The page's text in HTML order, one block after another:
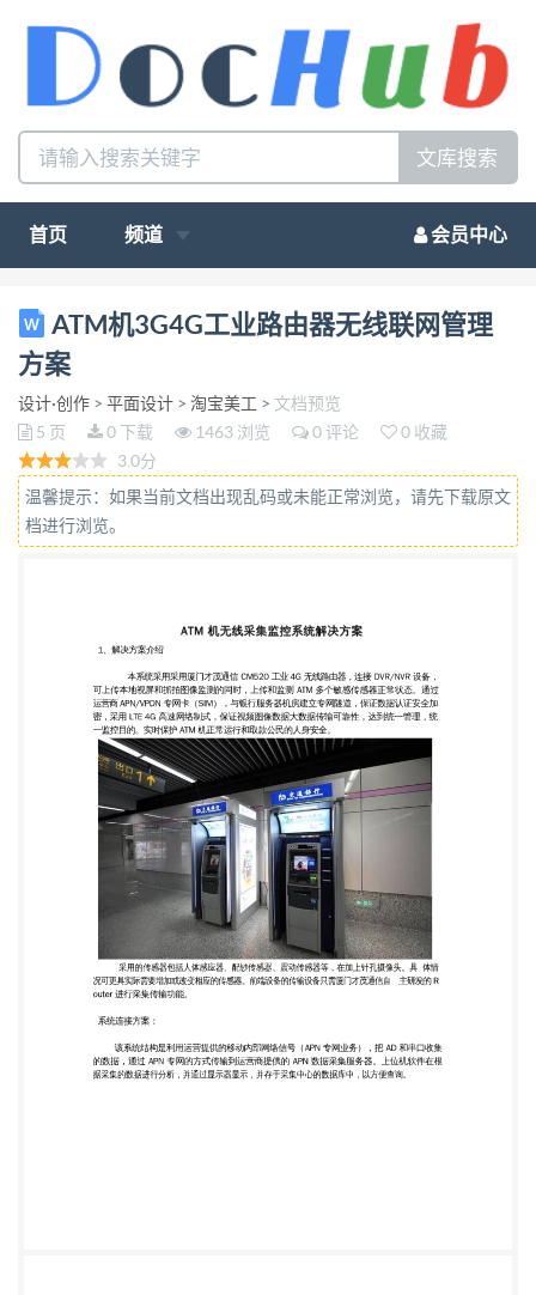
文库搜索
首页 频道 会员中心
ATM 机无线采集监控系统解决方案 1、解决方案介绍
本系统采用采用厦门才茂通信 CM520 工业 4G 无线路
由器，连接 DVR/NVR 设备， 可上传本地视屏和抓拍
图像监测的同时，上传和监测 ATM 多个敏感传感器
正常状态。通过 运营商 APN/VPDN 专网卡
（SIM），与银行服务器机房建立专网隧道，保证数
据认证安全加 密，采用 LTE 4G 高速网络制式，保证
视频图像数据大数据传输可靠性，达到统一管理，统
的人身安全。 采用的传感器包括人体感应器、配钞传
感器、震动传感器等，在加上针孔摄像头。具 体情
况可更具实际需要增加或改变相应的传感器。前端设
备的传输设备只需厦门才茂通信自 主研发的 R outer
进行采集传输功能。 系统连接方案： 该系统结构是
利用运营提供的移动内部网络信号（APN 专网业
务），把 AD 和串口收集 的数据，通过 APN 专网的
方式传输到运营商提供的 APN 数据采集服务器。上
位机软件在根 据采集的数据进行分析，并通过显示器
显示，并存于采集中心的数据库中，以方便查询。
现场视频无线后台监控安装图： 2、ATM 机采
用无线监控系统的优势 2.1 ，建设成本少低 由于采用
3G 网络，使用运营商专网 APN/VPDN 隧道加密，无
ATM机3G4G工业路由器无线联网管理
方案
设计·创作 > 平面设计 > 淘宝美工 > 文档预览
5 页
0 下载 1463 浏览 0 评论
0 收藏
3.0分
温馨提示：如果当前文档出现乱码或未能正常浏览，请先下载原文
档进行浏览。